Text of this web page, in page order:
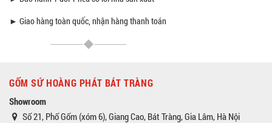
► Giao hàng toàn quốc, nhận hàng thanh toán
GỐM SỨ HOÀNG PHÁT BÁT TRÀNG
Showroom
Số 21, Phố Gốm (xóm 6), Giang Cao, Bát Tràng, Gia Lâm, Hà Nội